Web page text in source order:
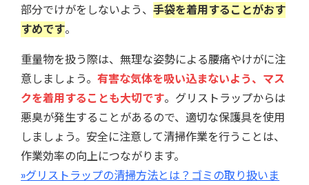
部分でけがをしないよう、手袋を着用することがおす
すめです。
重量物を扱う際は、無理な姿勢による腰痛やけがに注
意しましょう。有害な気体を吸い込まないよう、マス
クを着用することも大切です。グリストラップからは
悪臭が発生することがあるので、適切な保護具を使用
しましょう。安全に注意して清掃作業を行うことは、
作業効率の向上につながります。
»グリストラップの清掃方法とは？ゴミの取り扱いま